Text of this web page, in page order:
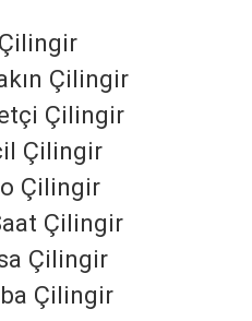
Çilingir
Çilingir
Çilingir
Çilingir
Çilingir
Çilingir
Çilingir